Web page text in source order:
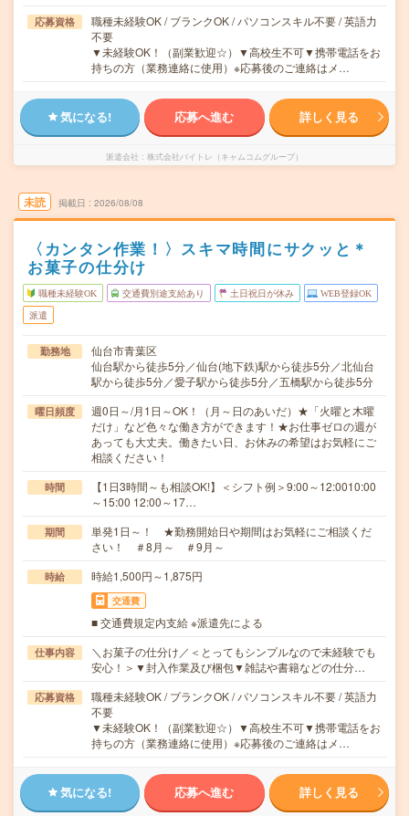
応募資格
職種未経験OK / ブランクOK / パソコンスキル不要 / 英語力
不要
▼未経験OK！（副業歓迎☆）▼高校生不可▼携帯電話をお
持ちの方（業務連絡に使用）※応募後のご連絡はメ…
気になる! 応募へ進む 詳しく見る
派遣会社 株式会社バイトレ（キャムコムグループ）
未読 掲載日 2026/08/08
〈カンタン作業！〉スキマ時間にサクッと＊
お菓子の仕分け
職種未経験OK 交通費別途支給あり 土日祝日が休み WEB登録OK
派遣
勤務地
仙台市青葉区
仙台駅から徒歩5分／仙台(地下鉄)駅から徒歩5分／北仙台
駅から徒歩5分／愛子駅から徒歩5分／五橋駅から徒歩5分
曜日頻度
週0日～/月1日～OK！（月～日のあいだ）★「火曜と木曜
だけ」など色々な働き方ができます！★お仕事ゼロの週が
あっても大丈夫。働きたい日、お休みの希望はお気軽にご
相談ください！
時間
【1日3時間～も相談OK!】＜シフト例＞9:00～12:0010:00
～15:00 12:00～17…
期間
単発1日～！ ★勤務開始日や期間はお気軽にご相談くだ
さい！ ＃8月～ ＃9月～
時給 時給1,500円～1,875円
交通費
■ 交通費規定内支給 ※派遣先による
仕事内容
＼お菓子の仕分け／＜とってもシンプルなので未経験でも
安心！＞▼封入作業及び梱包▼雑誌や書籍などの仕分…
応募資格
職種未経験OK / ブランクOK / パソコンスキル不要 / 英語力
不要
▼未経験OK！（副業歓迎☆）▼高校生不可▼携帯電話をお
持ちの方（業務連絡に使用）※応募後のご連絡はメ…
気になる! 応募へ進む 詳しく見る